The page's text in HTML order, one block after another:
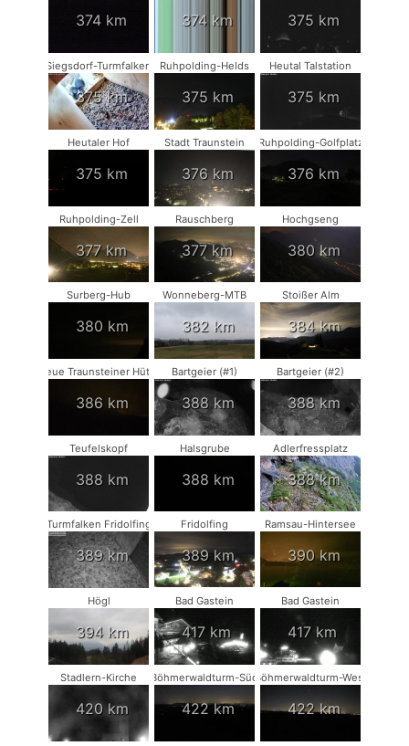
374 km 374 km 375 km
Siegsdorf-Turmfalken
375 km
Ruhpolding-Helds
375 km
Heutal Talstation
375 km
Heutaler Hof
375 km
Stadt Traunstein
376 km
Ruhpolding-Golfplatz
376 km
Ruhpolding-Zell
377 km
Rauschberg
377 km
Hochgseng
380 km
Surberg-Hub
380 km
Wonneberg-MTB
382 km
Stoißer Alm
384 km
Neue Traunsteiner Hütte
386 km
Bartgeier (#1)
388 km
Bartgeier (#2)
388 km
Teufelskopf
388 km
Halsgrube
388 km
Adlerfressplatz
388 km
Turmfalken Fridolfing
389 km
Fridolfing
389 km
Ramsau-Hintersee
390 km
Högl
394 km
Bad Gastein
417 km
Bad Gastein
417 km
Stadlern-Kirche
420 km
Böhmerwaldturm-Süd
422 km
Böhmerwaldturm-West
422 km